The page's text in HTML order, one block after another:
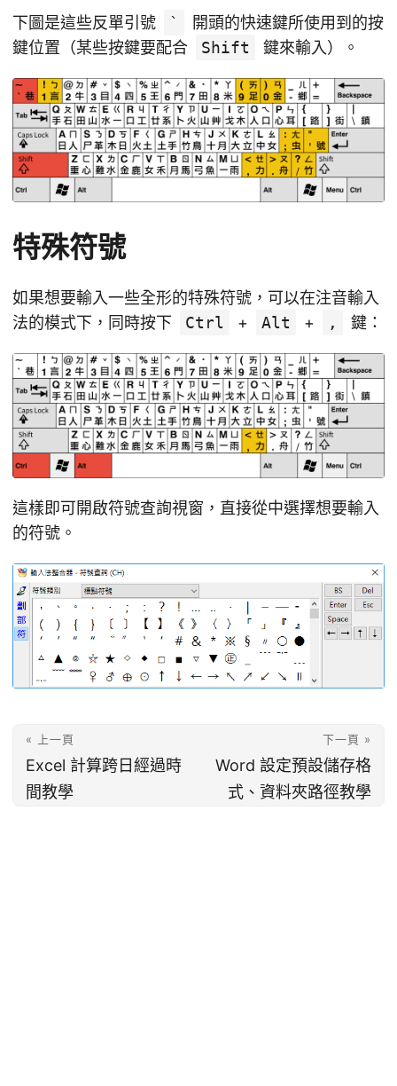
下圖是這些反單引號 `
開頭的快速鍵所使用到的按
鍵位置（某些按鍵要配合
Shift 鍵來輸入）。
特殊符號
如果想要輸入一些全形的特殊符號，可以在注音輸入
法的模式下，同時按下
Ctrl + Alt + , 鍵：
這樣即可開啟符號查詢視窗，直接從中選擇想要輸入
的符號。
« 上一頁
Excel 計算跨日經過時
間教學
下一頁 »
Word 設定預設儲存格
式、資料夾路徑教學